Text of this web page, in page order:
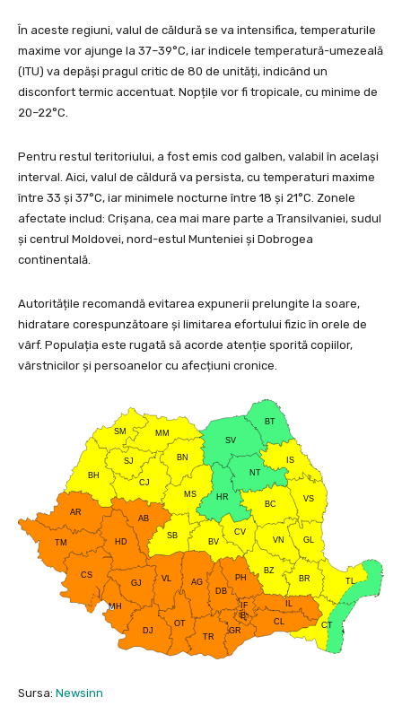
În aceste regiuni, valul de căldură se va intensifica, temperaturile
maxime vor ajunge la 37–39°C, iar indicele temperatură-umezeală
(ITU) va depăși pragul critic de 80 de unități, indicând un
disconfort termic accentuat. Nopțile vor fi tropicale, cu minime de
20–22°C.
Pentru restul teritoriului, a fost emis cod galben, valabil în același
interval. Aici, valul de căldură va persista, cu temperaturi maxime
între 33 și 37°C, iar minimele nocturne între 18 și 21°C. Zonele
afectate includ: Crișana, cea mai mare parte a Transilvaniei, sudul
și centrul Moldovei, nord-estul Munteniei și Dobrogea
continentală.
Autoritățile recomandă evitarea expunerii prelungite la soare,
hidratare corespunzătoare și limitarea efortului fizic în orele de
vârf. Populația este rugată să acorde atenție sporită copiilor,
vârstnicilor și persoanelor cu afecțiuni cronice.
Sursa: Newsinn